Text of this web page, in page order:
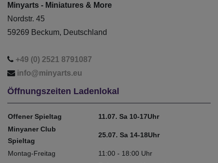
Minyarts - Miniatures & More
Nordstr. 45
59269 Beckum, Deutschland
+49 (0) 2521 8791087
info@minyarts.eu
Öffnungszeiten Ladenlokal
Offener Spieltag
11.07. Sa 10-17Uhr
Minyaner Club
Spieltag
25.07. Sa 14-18Uhr
Montag-Freitag 11:00 - 18:00 Uhr